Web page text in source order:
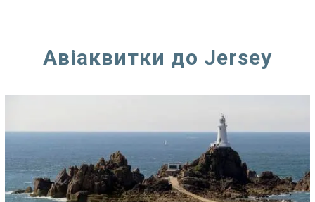
Авіаквитки до Jersey